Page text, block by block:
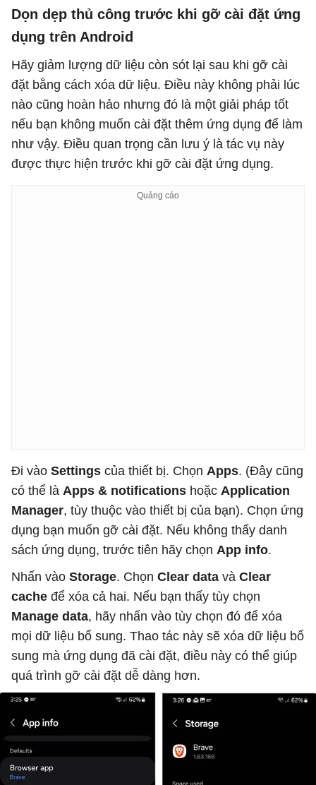
Dọn dẹp thủ công trước khi gỡ cài đặt ứng
dụng trên Android
Hãy giảm lượng dữ liệu còn sót lại sau khi gỡ cài
đặt bằng cách xóa dữ liệu. Điều này không phải lúc
nào cũng hoàn hảo nhưng đó là một giải pháp tốt
nếu bạn không muốn cài đặt thêm ứng dụng để làm
như vậy. Điều quan trọng cần lưu ý là tác vụ này
được thực hiện trước khi gỡ cài đặt ứng dụng.
Đi vào Settings của thiết bị. Chọn Apps. (Đây cũng
có thể là Apps & notifications hoặc Application
Manager, tùy thuộc vào thiết bị của bạn). Chọn ứng
dụng bạn muốn gỡ cài đặt. Nếu không thấy danh
sách ứng dụng, trước tiên hãy chọn App info.
Nhấn vào Storage. Chọn Clear data và Clear
cache để xóa cả hai. Nếu bạn thấy tùy chọn
Manage data, hãy nhấn vào tùy chọn đó để xóa
mọi dữ liệu bổ sung. Thao tác này sẽ xóa dữ liệu bổ
sung mà ứng dụng đã cài đặt, điều này có thể giúp
quá trình gỡ cài đặt dễ dàng hơn.